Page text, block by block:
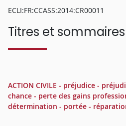
ECLI:FR:CCASS:2014:CR00011
Titres et sommaires
ACTION CIVILE - préjudice -
chance - perte des gains
détermination - portée -